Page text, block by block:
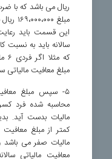
مبلغ
این قسمت باید
سالانه باید به نسبت
مبلغ معافیت مالیاتی
۵- سپس مبلغ
محاسبه شده فرد
مالیات بدست آید.
کمتر از مبلغ
مالیات صفر می باشد
معافیت مالیاتی